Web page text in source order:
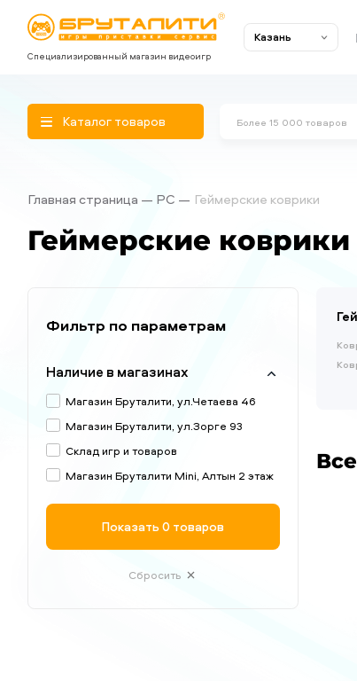
Специализированный магазин видеоигр
Казань
Каталог товаров
Главная страница PC Геймерские коврики
Геймерские коврики
Фильтр по параметрам
Наличие в магазинах
Магазин Бруталити, ул.Четаева 46
Магазин Бруталити, ул.Зорге 93
Склад игр и товаров
Магазин Бруталити Mini, Алтын 2 этаж
Показать0 товаров
Сбросить